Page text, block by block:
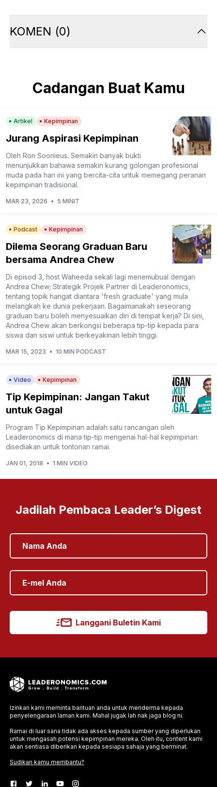
KOMEN (0)
Cadangan Buat Kamu
Artikel Kepimpinan
Jurang Aspirasi Kepimpinan
Oleh Ron Soonieus. Semakin banyak bukti
menunjukkan bahawa semakin kurang golongan profesional
muda pada hari ini yang bercita-cita untuk memegang peranan
kepimpinan tradisional.
MAR 23, 2026 • 5 MINIT
Podcast Kepimpinan
Dilema Seorang Graduan Baru
bersama Andrea Chew
Di episod 3, host Waheeda sekali lagi menemubual dengan
Andrea Chew; Strategik Projek Partner di Leaderonomics,
tentang topik hangat diantara 'fresh graduate' yang mula
melangkah ke dunia pekerjaan. Bagaimanakah seseorang
graduan baru boleh menyesuaikan diri di tempat kerja? Di sini,
Andrea Chew akan berkongsi beberapa tip-tip kepada para
siswa dan siswi untuk berkeyakinan lebih tinggi.
MAR 15, 2023 • 10 MIN PODCAST
Video Kepimpinan
Tip Kepimpinan: Jangan Takut
untuk Gagal
Program Tip Kepimpinan adalah satu rancangan oleh
Leaderonomics di mana tip-tip mengenai hal-hal kepimpinan
disediakan untuk tontonan ramai.
JAN 01, 2018 • 1 MIN VIDEO
Jadilah Pembaca Leader’s Digest
Langgani Buletin Kami
Izinkan kami meminta bantuan anda untuk menderma kepada
penyelengaraan laman kami. Mahal jugak lah nak jaga blog ni.
Ramai di luar sana tidak ada akses kepada sumber yang diperlukan
untuk mengasah potensi kepimpinan mereka. Oleh itu, content kami
akan sentiasa diberikan kepada sesiapa sahaja yang berminat.
Sudikan kamu membantu?